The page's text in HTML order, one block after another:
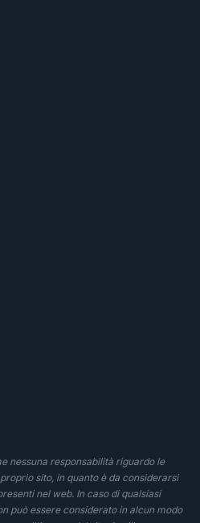
nessuna responsabilità riguardo le
sito, in quanto è da considerarsi
nel web. In caso di qualsiasi
può essere considerato in alcun modo